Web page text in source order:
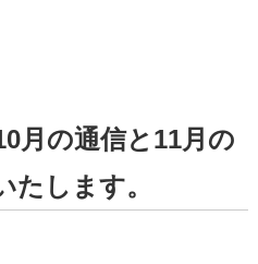
月の通信と11月の
たします。